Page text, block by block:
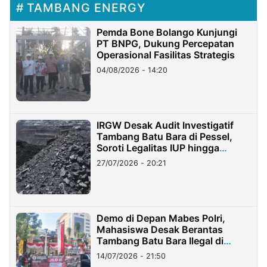
TAMBANG ENERGY
Pemda Bone Bolango Kunjungi
PT BNPG, Dukung Percepatan
Operasional Fasilitas Strategis
04/08/2026 - 14:20
IRGW Desak Audit Investigatif
Tambang Batu Bara di Pessel,
Soroti Legalitas IUP hingga
Stockpile
27/07/2026 - 20:21
Demo di Depan Mabes Polri,
Mahasiswa Desak Berantas
Tambang Batu Bara Ilegal di
Lampung
14/07/2026 - 21:50